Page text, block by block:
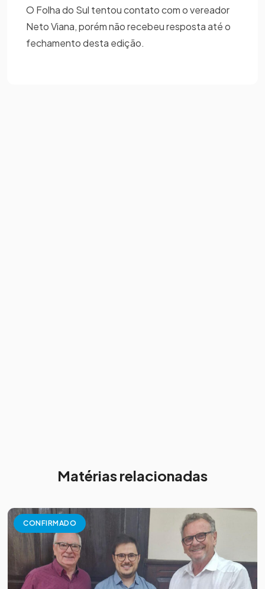
O Folha do Sul tentou contato com o vereador
Neto Viana, porém não recebeu resposta até o
fechamento desta edição.
Matérias relacionadas
CONFIRMADO